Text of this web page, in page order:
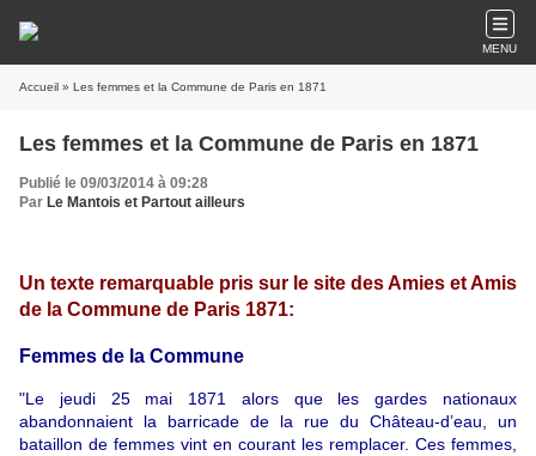
MENU
Accueil » Les femmes et la Commune de Paris en 1871
Les femmes et la Commune de Paris en 1871
Publié le 09/03/2014 à 09:28
Par Le Mantois et Partout ailleurs
Un texte remarquable pris sur le site des Amies et Amis
de la Commune de Paris 1871:
Femmes de la Commune
"Le jeudi 25 mai 1871 alors que les gardes nationaux
abandonnaient la barricade de la rue du Château-d’eau, un
bataillon de femmes vint en courant les remplacer. Ces femmes,